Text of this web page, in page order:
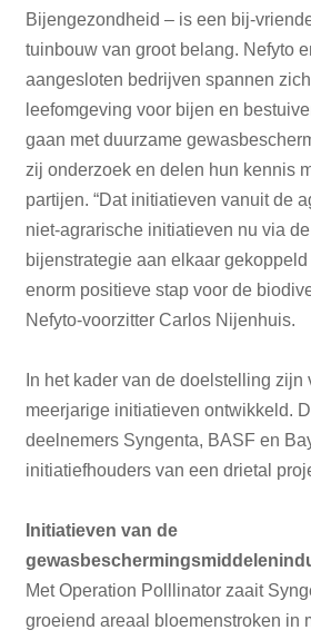
Bijengezondheid – is een bij-
tuinbouw van groot belang. Nefyto
aangesloten bedrijven spannen
leefomgeving voor bijen en
gaan met duurzame
zij onderzoek en delen hun kennis
partijen. “Dat initiatieven vanuit de
niet-agrarische initiatieven nu via
bijenstrategie aan elkaar
enorm positieve stap voor de
Nefyto-voorzitter Carlos Nijenhuis.
In het kader van de doelstelling
meerjarige initiatieven ontwikkeld.
deelnemers Syngenta, BASF en
initiatiefhouders van een drietal
Initiatieven van de
Met Operation Polllinator zaait
groeiend areaal bloemenstroken in